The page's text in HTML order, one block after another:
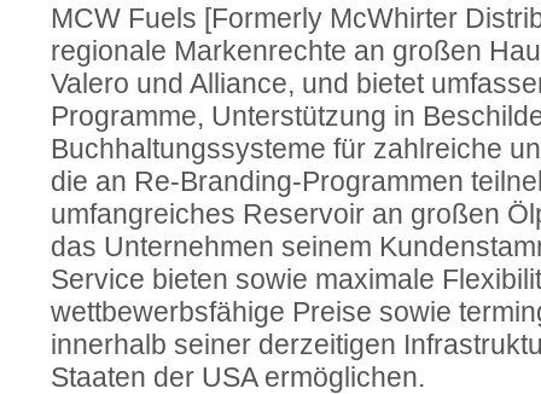
MCW Fuels [Formerly McWhirter
regionale Markenrechte an großen
Valero und Alliance, und bietet
Programme, Unterstützung in
Buchhaltungssysteme für zahlreiche
die an Re-Branding-Programmen
umfangreiches Reservoir an großen
das Unternehmen seinem
Service bieten sowie maximale
wettbewerbsfähige Preise sowie
innerhalb seiner derzeitigen
Staaten der USA ermöglichen.